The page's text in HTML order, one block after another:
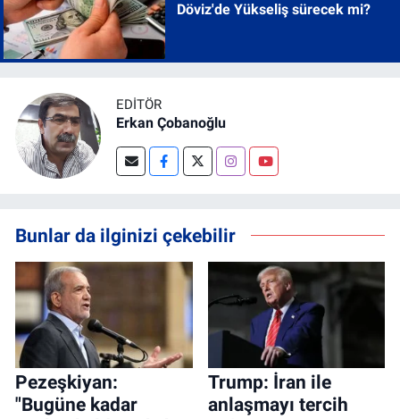
Döviz'de Yükseliş sürecek mi?
EDITÖR
Erkan Çobanoğlu
Bunlar da ilginizi çekebilir
Pezeşkiyan:
"Bugüne kadar
Trump: İran ile
anlaşmayı tercih